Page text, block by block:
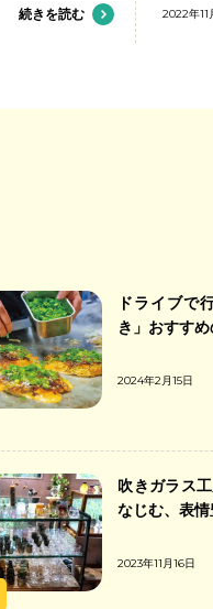
もう
続きを読む 2022年11
ドライブで
き」おすす
2024年2月15日
吹きガラス
なじむ、表
2023年11月16日